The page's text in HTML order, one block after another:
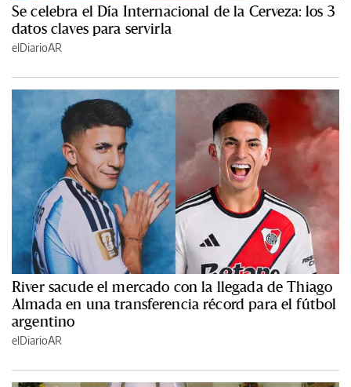
Se celebra el Día Internacional de la Cerveza: los 3
datos claves para servirla
elDiarioAR
River sacude el mercado con la llegada de Thiago
Almada en una transferencia récord para el fútbol
argentino
elDiarioAR